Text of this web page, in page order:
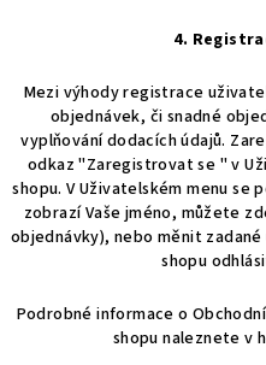
4.
Mezi výhody registrace
objednávek, či snadné
vyplňování dodacích údajů.
odkaz "Zaregistrovat se " v
shopu. V Uživatelském menu se
zobrazí Vaše jméno, můžete
objednávky), nebo měnit
shopu
Podrobné informace o
shopu naleznete v